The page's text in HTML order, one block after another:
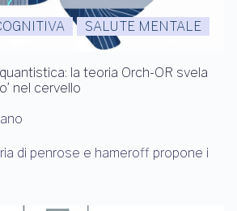
SALUTE MENTALE
la teoria Orch-OR svela
nel cervello
di penrose e hameroff propone i